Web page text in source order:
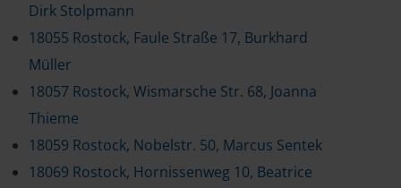
Dirk Stolpmann
18055 Rostock, Faule Straße 17, Burkhard
Müller
18057 Rostock, Wismarsche Str. 68, Joanna
Thieme
18059 Rostock, Nobelstr. 50, Marcus Sentek
18069 Rostock, Hornissenweg 10, Beatrice